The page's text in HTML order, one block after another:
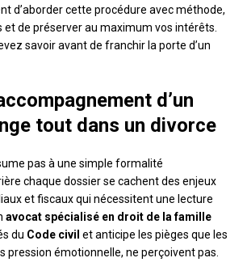
d’aborder cette procédure avec méthode,
et de préserver au maximum vos intérêts.
savoir avant de franchir la porte d’un
d’un
tout dans un divorce
pas à une simple formalité
chaque dossier se cachent des enjeux
et fiscaux qui nécessitent une lecture
avocat spécialisé en droit de la famille
du Code civil et anticipe les pièges que les
pression émotionnelle, ne perçoivent pas.